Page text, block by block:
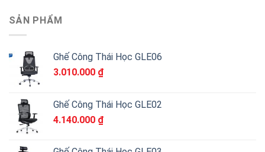
SẢN PHẨM
Ghế Công Thái Học GLE06
3.010.000 ₫
Ghế Công Thái Học GLE02
4.140.000 ₫